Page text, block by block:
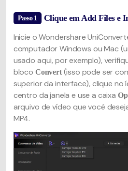
Passo 1 Clique em Add Files e
Inicie o Wondershare
computador Windows ou Mac
usado aqui, por exemplo),
bloco Convert(isso pode ser
superior da interface), clique no
centro da janela e use a caixa
arquivo de vídeo que você
MP4.